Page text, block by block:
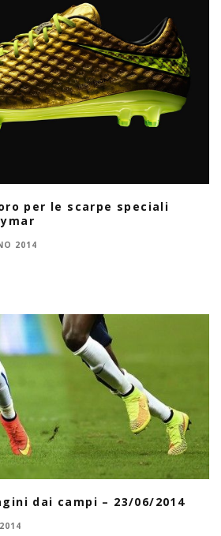
per le scarpe speciali
2014
dai campi – 23/06/2014